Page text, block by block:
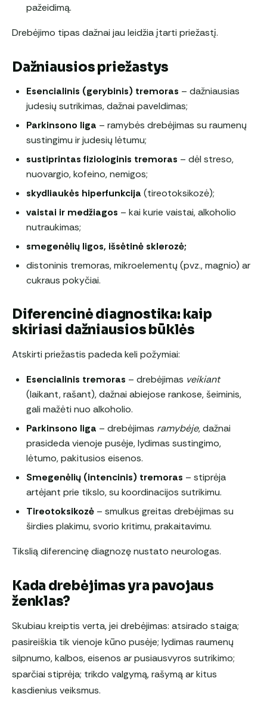
pažeidimą.
Drebėjimo tipas dažnai jau leidžia įtarti priežastį.
Dažniausios priežastys
Esencialinis (gerybinis) tremoras – dažniausias
judesių sutrikimas, dažnai paveldimas;
Parkinsono liga – ramybės drebėjimas su raumenų
sustingimu ir judesių lėtumu;
sustiprintas fiziologinis tremoras – dėl streso,
nuovargio, kofeino, nemigos;
skydliaukės hiperfunkcija (tireotoksikozė);
vaistai ir medžiagos – kai kurie vaistai, alkoholio
nutraukimas;
smegenėlių ligos, išsėtinė sklerozė;
distoninis tremoras, mikroelementų (pvz., magnio) ar
cukraus pokyčiai.
Diferencinė diagnostika: kaip
skiriasi dažniausios būklės
Atskirti priežastis padeda keli požymiai:
Esencialinis tremoras – drebėjimas veikiant
(laikant, rašant), dažnai abiejose rankose, šeiminis,
gali mažėti nuo alkoholio.
Parkinsono liga – drebėjimas ramybėje, dažnai
prasideda vienoje pusėje, lydimas sustingimo,
lėtumo, pakitusios eisenos.
Smegenėlių (intencinis) tremoras – stiprėja
artėjant prie tikslo, su koordinacijos sutrikimu.
Tireotoksikozė – smulkus greitas drebėjimas su
širdies plakimu, svorio kritimu, prakaitavimu.
Tikslią diferencinę diagnozę nustato neurologas.
Kada drebėjimas yra pavojaus
ženklas?
Skubiau kreiptis verta, jei drebėjimas: atsirado staiga;
pasireiškia tik vienoje kūno pusėje; lydimas raumenų
silpnumo, kalbos, eisenos ar pusiausvyros sutrikimo;
sparčiai stiprėja; trikdo valgymą, rašymą ar kitus
kasdienius veiksmus.